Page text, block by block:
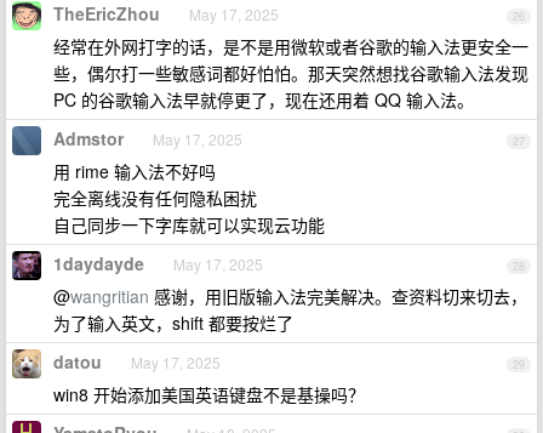
26
TheEricZhou May 17, 2025
经常在外网打字的话，是不是用微软或者谷歌的输入法更安全一
些，偶尔打一些敏感词都好怕怕。那天突然想找谷歌输入法发现
PC 的谷歌输入法早就停更了，现在还用着 QQ 输入法。
27
Admstor May 17, 2025
用 rime 输入法不好吗
完全离线没有任何隐私困扰
自己同步一下字库就可以实现云功能
28
1daydayde May 17, 2025
@wangritian 感谢，用旧版输入法完美解决。查资料切来切去，
为了输入英文，shift 都要按烂了
29
datou May 17, 2025
win8 开始添加美国英语键盘不是基操吗？